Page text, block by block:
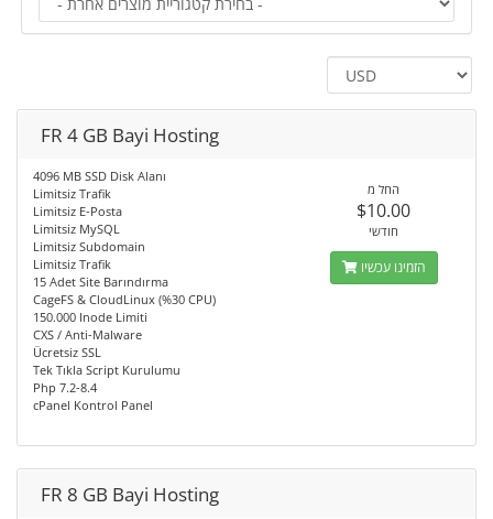
FR 4 GB Bayi Hosting
4096 MB SSD Disk Alanı
Limitsiz Trafik
Limitsiz E-Posta
Limitsiz MySQL
Limitsiz Subdomain
Limitsiz Trafik
15 Adet Site Barındırma
CageFS & CloudLinux (%30 CPU)
150.000 Inode Limiti
CXS / Anti-Malware
Ücretsiz SSL
Tek Tıkla Script Kurulumu
Php 7.2-8.4
cPanel Kontrol Panel
החל מ
$10.00
חודשי
הזמינו עכשיו
FR 8 GB Bayi Hosting